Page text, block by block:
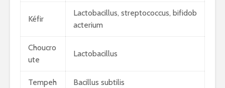
Kéfir
Lactobacillus, streptococcus, bifidob
acterium
Choucro
ute
Lactobacillus
Tempeh Bacillus subtilis